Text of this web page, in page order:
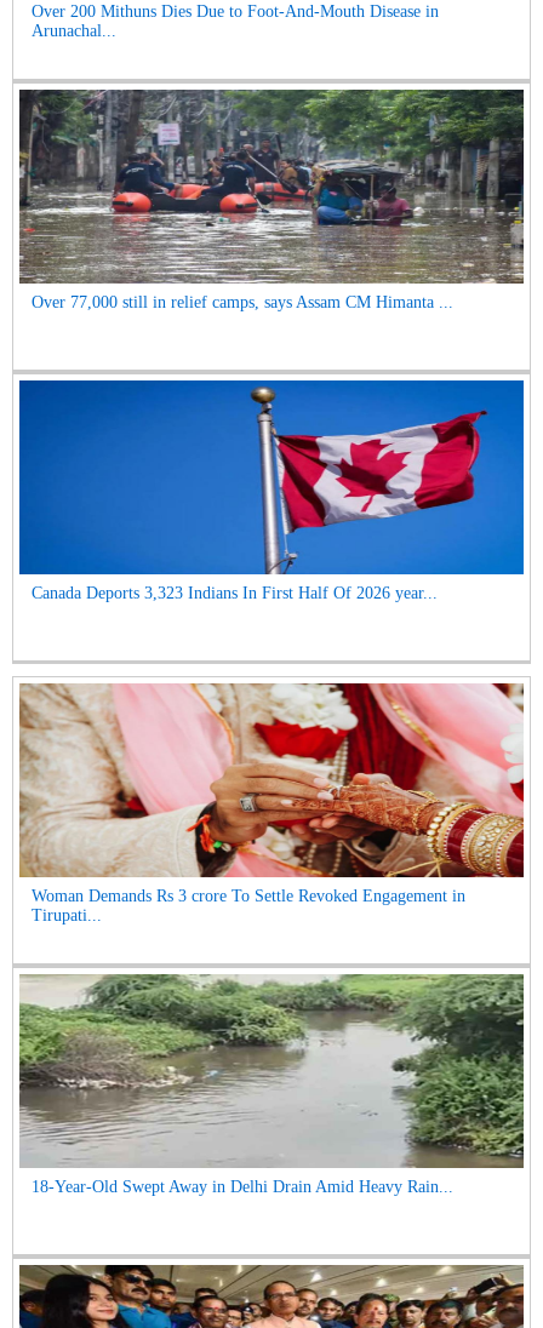
Over 200 Mithuns Dies Due to Foot-And-Mouth Disease in
Arunachal...
Over 77,000 still in relief camps, says Assam CM Himanta ...
Canada Deports 3,323 Indians In First Half Of 2026 year...
Woman Demands Rs 3 crore To Settle Revoked Engagement in
Tirupati...
18-Year-Old Swept Away in Delhi Drain Amid Heavy Rain...